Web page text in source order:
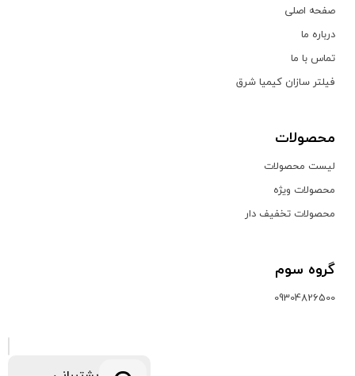
صفحه اصلی
درباره ما
تماس با ما
فیلتر سازان کیمیا شرق
محصولات
لیست محصولات
محصولات ویژه
محصولات تخفیف دار
گروه سوم
09304826500